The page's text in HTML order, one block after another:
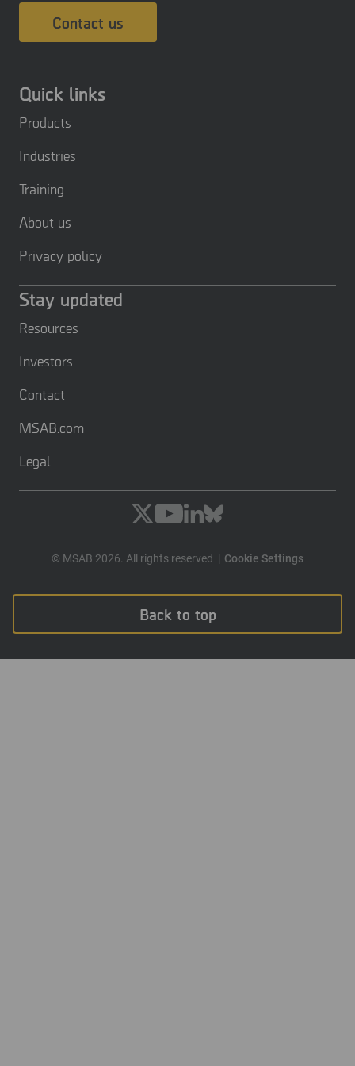
Contact us
Quick links
Products
Industries
Training
About us
Privacy policy
Stay updated
Resources
Investors
Contact
MSAB.com
Legal
© MSAB 2026. All rights reserved Cookie Settings
Back to top